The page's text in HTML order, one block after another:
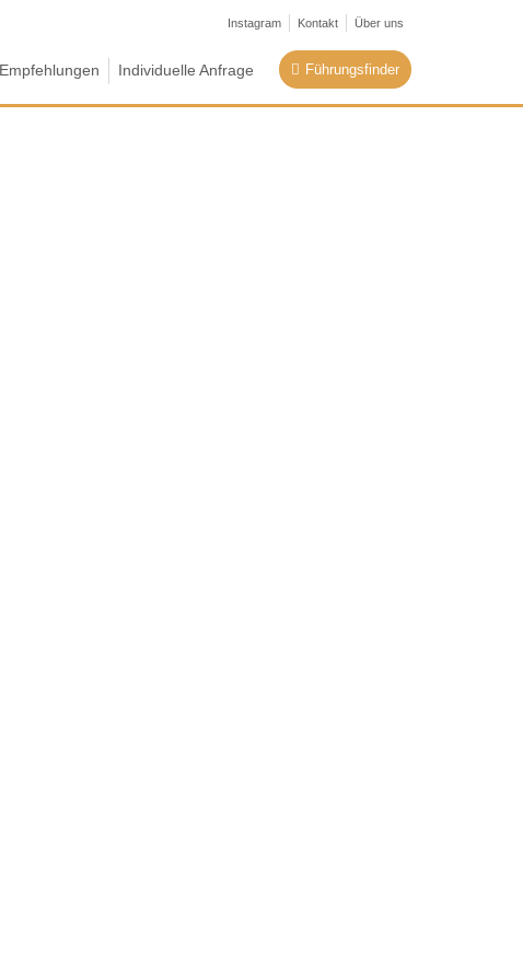
Instagram Kontakt Über uns
Empfehlungen Individuelle Anfrage Führungsfinder